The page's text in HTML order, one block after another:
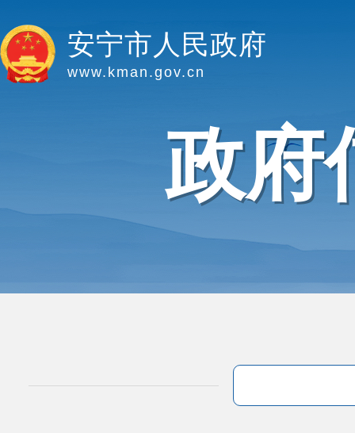
安宁市人民政府
www.kman.gov.cn
政府